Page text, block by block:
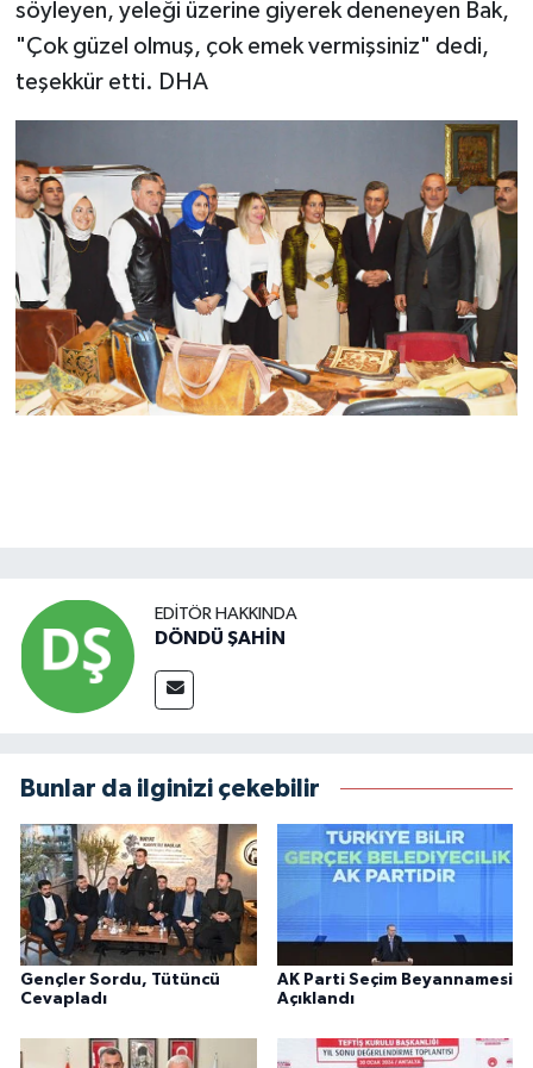
söyleyen, yeleği üzerine giyerek deneneyen Bak,
"Çok güzel olmuş, çok emek vermişsiniz" dedi,
teşekkür etti. DHA
EDITÖR HAKKINDA
DÖNDÜ ŞAHİN
Bunlar da ilginizi çekebilir
Gençler Sordu, Tütüncü
Cevapladı
AK Parti Seçim Beyannamesi
Açıklandı